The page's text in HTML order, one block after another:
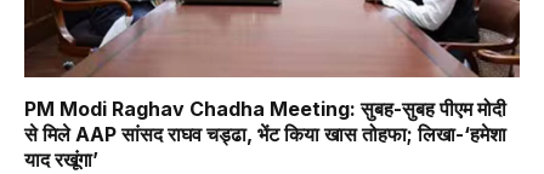
PM Modi Raghav Chadha Meeting: सुबह-सुबह पीएम मोदी
से मिले AAP सांसद राघव चड्ढा, भेंट किया खास तोहफा; लिखा-‘हमेशा
याद रखूंगा’